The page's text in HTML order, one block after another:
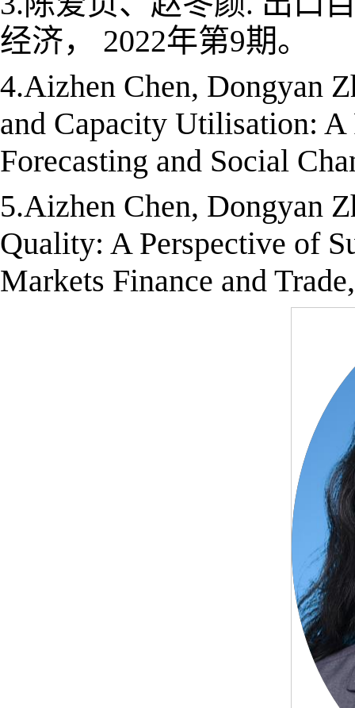
经济，
2022年第9期。
4.Aizhen Chen, Dongyan
and Capacity Utilisation:
Forecasting and Social
5.Aizhen Chen, Dongyan
Quality: A Perspective of
Markets Finance and